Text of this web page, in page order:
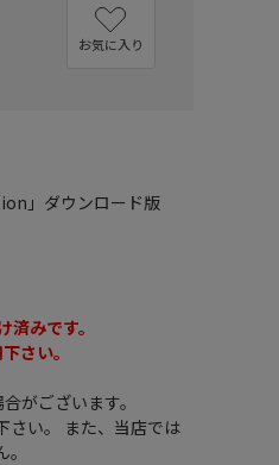
お気に入り
」ダウンロード版
みです。
さい。
がございます。
さい。 また、当店では